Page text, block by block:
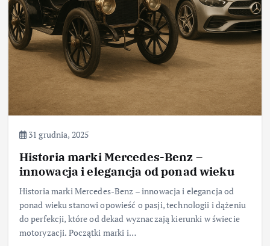
31 grudnia, 2025
Historia marki Mercedes-Benz –
innowacja i elegancja od ponad wieku
Historia marki Mercedes-Benz – innowacja i elegancja od
ponad wieku stanowi opowieść o pasji, technologii i dążeniu
do perfekcji, które od dekad wyznaczają kierunki w świecie
motoryzacji. Początki marki i…